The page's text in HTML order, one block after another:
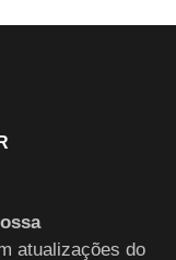
atualizações do